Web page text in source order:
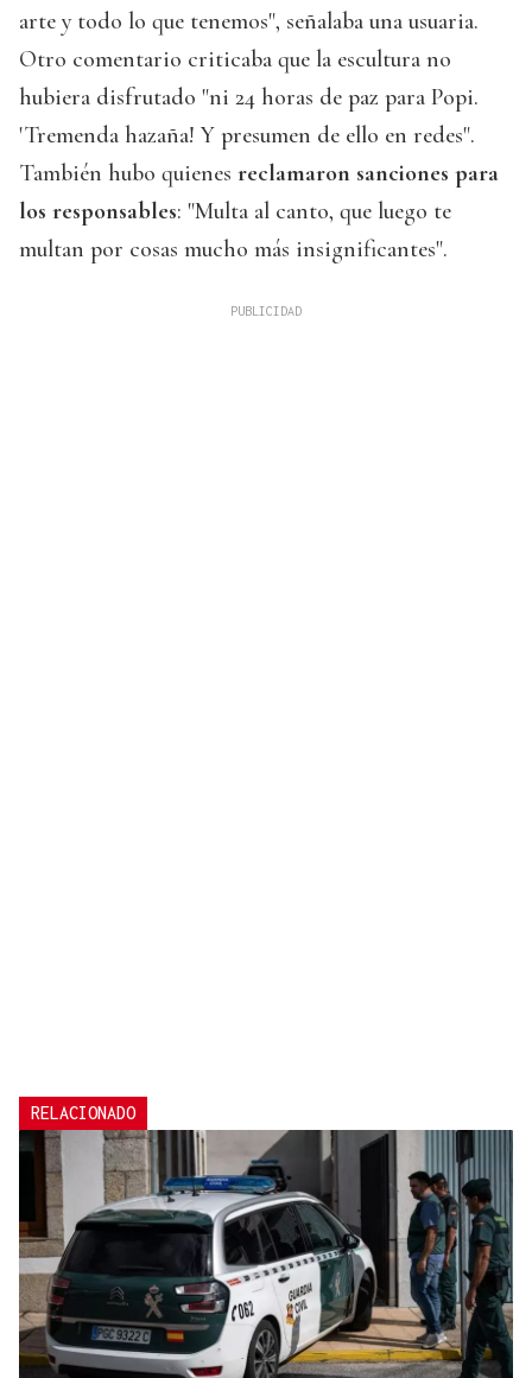
arte y todo lo que tenemos", señalaba una usuaria.
Otro comentario criticaba que la escultura no
hubiera disfrutado "ni 24 horas de paz para Popi.
'Tremenda hazaña! Y presumen de ello en redes".
También hubo quienes reclamaron sanciones para
los responsables: "Multa al canto, que luego te
multan por cosas mucho más insignificantes".
RELACIONADO